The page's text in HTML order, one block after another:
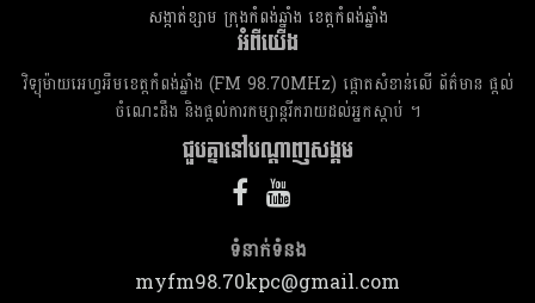
សង្កាត់ខ្សាម ក្រុងកំពង់ឆ្នាំង ខេត្តកំពង់ឆ្នាំង
អំពីយើង
វិទ្យុម៉ាយអេហ្វអឹមខេត្តកំពង់ឆ្នាំង (FM 98.70MHz) ផ្តោតសំខាន់លើ ព័ត៌មាន ផ្តល់
ចំណេះដឹង និងផ្តល់ការកម្សាន្តរីករាយដល់អ្នកស្តាប់ ។
ជួបគ្នានៅបណ្តាញសង្គម
ទំនាក់​ទំនង
myfm98.70kpc@gmail.com